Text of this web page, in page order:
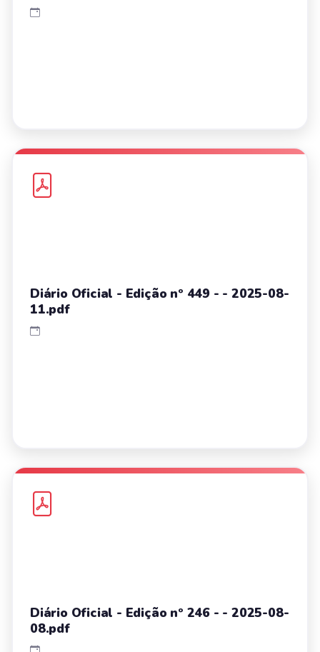
Diário Oficial - Edição nº 449 - - 2025-08-
11.pdf
Diário Oficial - Edição nº 246 - - 2025-08-
08.pdf